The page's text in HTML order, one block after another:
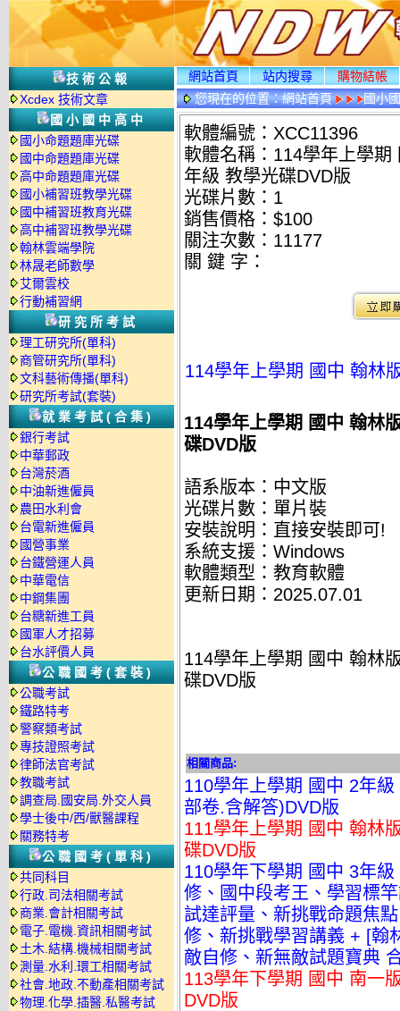
技術公報
Xcdex 技術文章
國小國中高中
國小命題題庫光碟
國中命題題庫光碟
高中命題題庫光碟
國小補習班教學光碟
國中補習班教育光碟
高中補習班教學光碟
翰林雲端學院
林晟老師數學
艾爾雲校
行動補習網
研究所考試
理工研究所(單科)
商管研究所(單科)
文科藝術傳播(單科)
研究所考試(套裝)
就業考試(合集)
銀行考試
中華郵政
台灣菸酒
中油新進僱員
農田水利會
台電新進僱員
國營事業
台鐵營運人員
中華電信
中鋼集團
台糖新進工員
國軍人才招募
台水評價人員
公職國考(套裝)
公職考試
鐵路特考
警察類考試
專技證照考試
律師法官考試
教職考試
調查局.國安局.外交人員
學士後中/西/獸醫課程
關務特考
公職國考(單科)
共同科目
行政.司法相關考試
商業.會計相關考試
電子.電機.資訊相關考試
土木.結構.機械相關考試
測量.水利.環工相關考試
社會.地政.不動產相關考試
物理.化學.插醫.私醫考試
網站首頁 站内搜尋
購物結帳
您現在的位置：網站首頁 國小
軟體編號：XCC11396
軟體名稱：114學年上學
年級 教學光碟DVD版
光碟片數：1
銷售價格：$100
關注次數： 11177
關 鍵 字：
114學年上學期 國中 翰林
114學年上學期 國中 翰林
碟DVD版
語系版本：中文版
光碟片數：單片裝
安裝說明：直接安裝即可!
系統支援：Windows
軟體類型：教育軟體
更新日期：2025.07.01
114學年上學期 國中 翰林
碟DVD版
相關商品:
110學年上學期 國中 2年
部卷.含解答)DVD版
111學年上學期 國中 翰林
碟DVD版
110學年下學期 國中 3年
修、國中段考王、學習標
試達評量、新挑戰命題焦
修、新挑戰學習講義 + [翰
敵自修、新無敵試題寶典
113學年下學期 國中 南一
DVD版